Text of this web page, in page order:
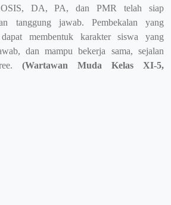
OSIS, DA, PA, dan PMR telah siap
tanggung jawab. Pembekalan yang
membentuk karakter siswa yang
dan mampu bekerja sama, sejalan
(Wartawan Muda Kelas XI-5,